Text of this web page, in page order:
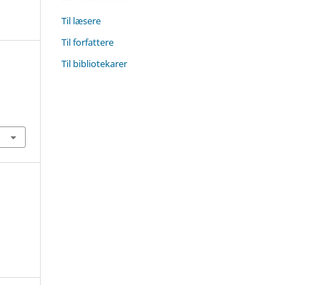
Til læsere
Til forfattere
Til bibliotekarer